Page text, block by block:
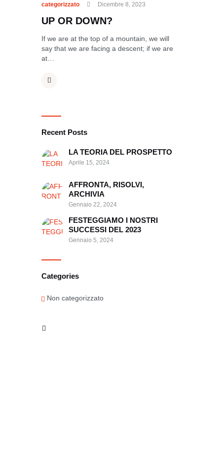
categorizzato
Dicembre 8, 2023
UP OR DOWN?
If we are at the top of a mountain, we will
say that we are facing a descent; if we are
at…
Recent Posts
LA TEORIA DEL PROSPETTO
Aprile 15, 2024
AFFRONTA, RISOLVI,
ARCHIVIA
Gennaio 22, 2024
FESTEGGIAMO I NOSTRI
SUCCESSI DEL 2023
Gennaio 5, 2024
Categories
Non categorizzato